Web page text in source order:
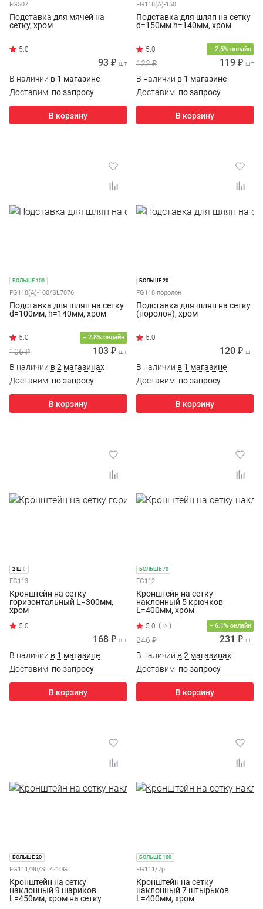
FG507
Подставка для мячей на
сетку, хром
93 ₽ шт
В наличии в 1 магазине
Доставим по запросу
В корзину
FG118(А)-150
Подставка для шляп на сетку
d=150мм h=140мм, хром
− 2.5% онлайн
122 ₽ 119 ₽ шт
В наличии в 1 магазине
Доставим по запросу
В корзину
БОЛЬШЕ 100
FG118(А)-100/SL7076
Подставка для шляп на сетку
d=100мм, h=140мм, хром
− 2.8% онлайн
106 ₽ 103 ₽ шт
В наличии в 2 магазинах
Доставим по запросу
В корзину
БОЛЬШЕ 20
FG118 поролон
Подставка для шляп на сетку
(поролон), хром
120 ₽ шт
В наличии в 1 магазине
Доставим по запросу
В корзину
2 ШТ.
FG113
Кронштейн на сетку
горизонтальный L=300мм,
хром
168 ₽ шт
В наличии в 1 магазине
Доставим по запросу
В корзину
БОЛЬШЕ 70
FG112
Кронштейн на сетку
наклонный 5 крючков
L=400мм, хром
− 6.1% онлайн
246 ₽ 231 ₽ шт
В наличии в 2 магазинах
Доставим по запросу
В корзину
БОЛЬШЕ 20
FG111/9b/SL7210G
Кронштейн на сетку
наклонный 9 шариков
L=450мм, хром на сетку
БОЛЬШЕ 100
FG111/7p
Кронштейн на сетку
наклонный 7 штырьков
L=400мм, хром